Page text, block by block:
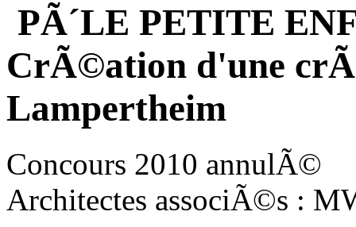
PÃ´LE PETITE
CrÃ©ation d'une
Lampertheim
Concours 2010 annulÃ©
Architectes associÃ©s :